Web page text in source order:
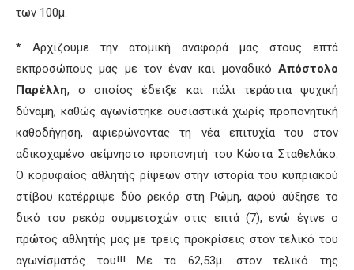
των 100μ.
* Αρχίζουμε την ατομική αναφορά μας στους επτά
εκπροσώπους μας με τον έναν και μοναδικό Απόστολο
Παρέλλη, ο οποίος έδειξε και πάλι τεράστια ψυχική
δύναμη, καθώς αγωνίστηκε ουσιαστικά χωρίς προπονητική
καθοδήγηση, αφιερώνοντας τη νέα επιτυχία του στον
αδικοχαμένο αείμνηστο προπονητή του Κώστα Σταθελάκο.
Ο κορυφαίος αθλητής ρίψεων στην ιστορία του κυπριακού
στίβου κατέρριψε δύο ρεκόρ στη Ρώμη, αφού αύξησε το
δικό του ρεκόρ συμμετοχών στις επτά (7), ενώ έγινε ο
πρώτος αθλητής μας με τρεις προκρίσεις στον τελικό του
αγωνίσματός του!!! Με τα 62,53μ. στον τελικό της